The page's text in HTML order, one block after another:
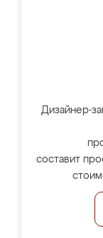
Дизайнер-
составит